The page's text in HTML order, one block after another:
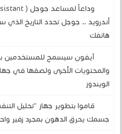
أندرويد .. جوجل تحدد التاريخ
هاتفك
آيفون سيسمح للمستخدمين
والمحتويات الأخرى ولصقها في
الويندوز
قاموا بتطوير جهاز "تحليل
جسمك يحرق الدهون بمجرد زفير